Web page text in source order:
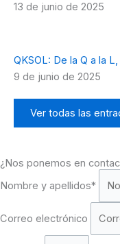
13 de junio de 2025
QKSOL: De la Q a la
9 de junio de 2025
Ver todas las
¿Nos ponemos en
Nombre y apellidos*
Correo electrónico